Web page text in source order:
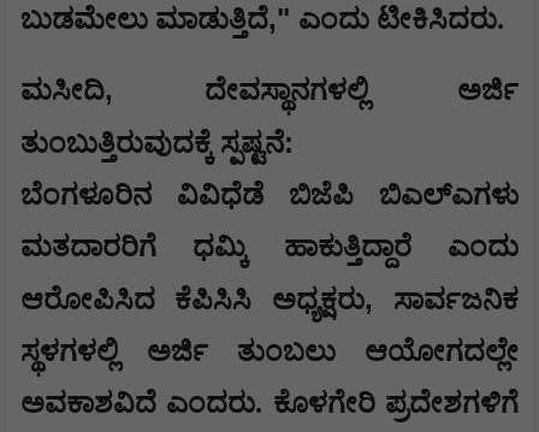
ಬುಡಮೇಲು ಮಾಡುತ್ತಿದೆ," ಎಂದು ಟೀಕಿಸಿದರು.
ಮಸೀದಿ, ದೇವಸ್ಥಾನಗಳಲ್ಲಿ ಅರ್ಜಿ
ತುಂಬುತ್ತಿರುವುದಕ್ಕೆ ಸ್ಪಷ್ಟನೆ:
ಬೆಂಗಳೂರಿನ ವಿವಿಧೆಡೆ ಬಿಜೆಪಿ ಬಿಎಲ್‌ಎಗಳು
ಮತದಾರರಿಗೆ ಧಮ್ಕಿ ಹಾಕುತ್ತಿದ್ದಾರೆ ಎಂದು
ಆರೋಪಿಸಿದ ಕೆಪಿಸಿಸಿ ಅಧ್ಯಕ್ಷರು, ಸಾರ್ವಜನಿಕ
ಸ್ಥಳಗಳಲ್ಲಿ ಅರ್ಜಿ ತುಂಬಲು ಆಯೋಗದಲ್ಲೇ
ಅವಕಾಶವಿದೆ ಎಂದರು. ಕೊಳಗೇರಿ ಪ್ರದೇಶಗಳಿಗೆ